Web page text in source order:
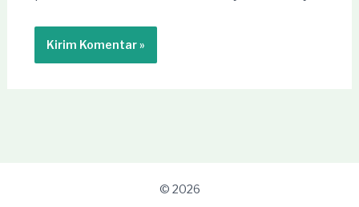
© 2026